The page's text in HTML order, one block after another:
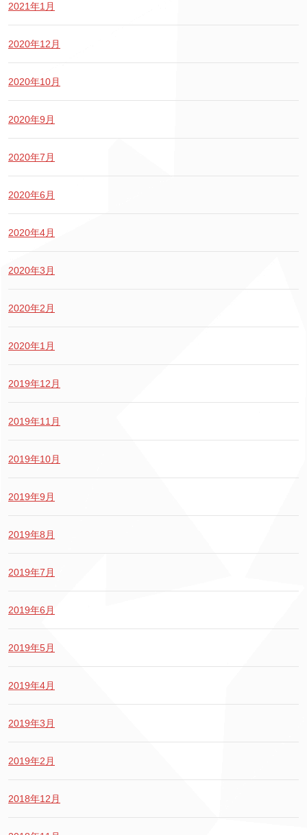
2021年1月
2020年12月
2020年10月
2020年9月
2020年7月
2020年6月
2020年4月
2020年3月
2020年2月
2020年1月
2019年12月
2019年11月
2019年10月
2019年9月
2019年8月
2019年7月
2019年6月
2019年5月
2019年4月
2019年3月
2019年2月
2018年12月